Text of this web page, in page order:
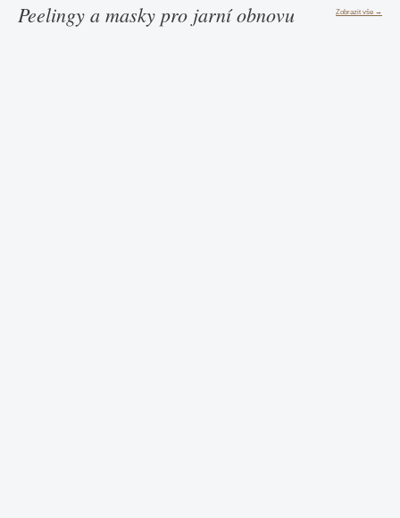
Peelingy a masky pro jarní obnovu Zobrazit vše →